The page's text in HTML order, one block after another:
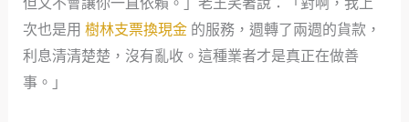
次也是用 樹林支票換現金的服務，週轉了兩週的貨款，
利息清清楚楚，沒有亂收。這種業者才是真正在做善
事。」